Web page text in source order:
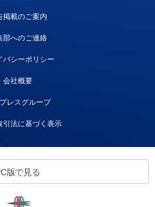
掲載のご案内
部へのご連絡
バシーポリシー
会社概要
レスグループ
引法に基づく表示
版で見る